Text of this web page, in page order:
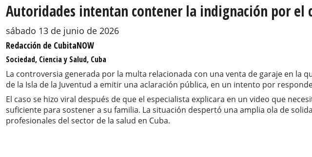
Autoridades intentan contener la indignación por el
sábado 13 de junio de 2026
Redacción de CubitaNOW
Sociedad, Ciencia y Salud, Cuba
La controversia generada por la multa relacionada con una venta de garaje en la
de la Isla de la Juventud a emitir una aclaración pública, en un intento por
El caso se hizo viral después de que el especialista explicara en un video que
suficiente para sostener a su familia. La situación despertó una amplia ola de
profesionales del sector de la salud en Cuba.